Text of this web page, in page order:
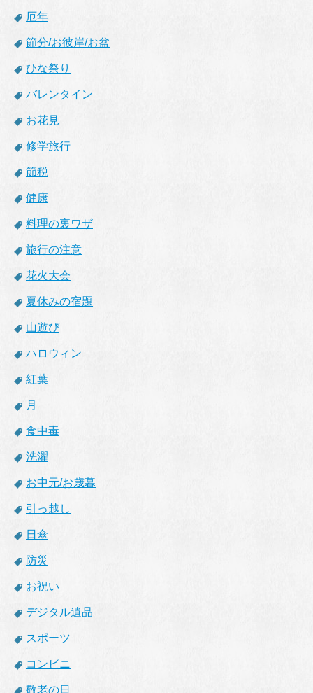
厄年
節分/お彼岸/お盆
ひな祭り
バレンタイン
お花見
修学旅行
節税
健康
料理の裏ワザ
旅行の注意
花火大会
夏休みの宿題
山遊び
ハロウィン
紅葉
月
食中毒
洗濯
お中元/お歳暮
引っ越し
日傘
防災
お祝い
デジタル遺品
スポーツ
コンビニ
敬老の日